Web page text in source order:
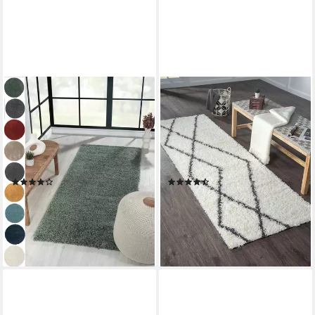
MYFLAIR MÖBEL &
ACCESSOIRES
Hochflor-Läufer My Shaggy,
rechteckig, Höhe: 37 mm,
Shaggy, Uni Farben, leicht
glänzend, Microfaser, extra
flauschig
(10)
ab 49,99 € UVP102,99 €
-51%
lieferbar - in 5-6 Werktagen bei dir
+4
MYFLAIR MÖBEL &
ACCESSOIRES
Hochflor-Läufer My Shaggy
Raute, rechteckig, Höhe: 37
mm, Shaggy, Scandi Rauten
Design, leicht glänzend, extra
flauschig (7)
ab 40,99 € UVP81,99 €
-50%
lieferbar - in 5-6 Werktagen bei dir